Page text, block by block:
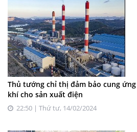
Thủ tướng chỉ thị đảm bảo cung
khí cho sản xuất điện
22:50 | Thứ tư, 14/02/2024